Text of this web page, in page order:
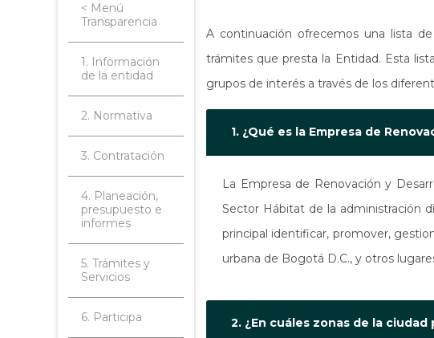
< Menú
Transparencia
1. Información
de la entidad
2. Normativa
3. Contratación
4. Planeación,
presupuesto e
informes
5. Trámites y
Servicios
6. Participa
A continuación ofrecemos una lista
trámites que presta la Entidad. Esta
grupos de interés a través de los
1. ¿Qué es la Empresa de
La Empresa de Renovación y
Sector Hábitat de la administración
principal identificar, promover,
urbana de Bogotá D.C., y otros
2. ¿En cuáles zonas de la